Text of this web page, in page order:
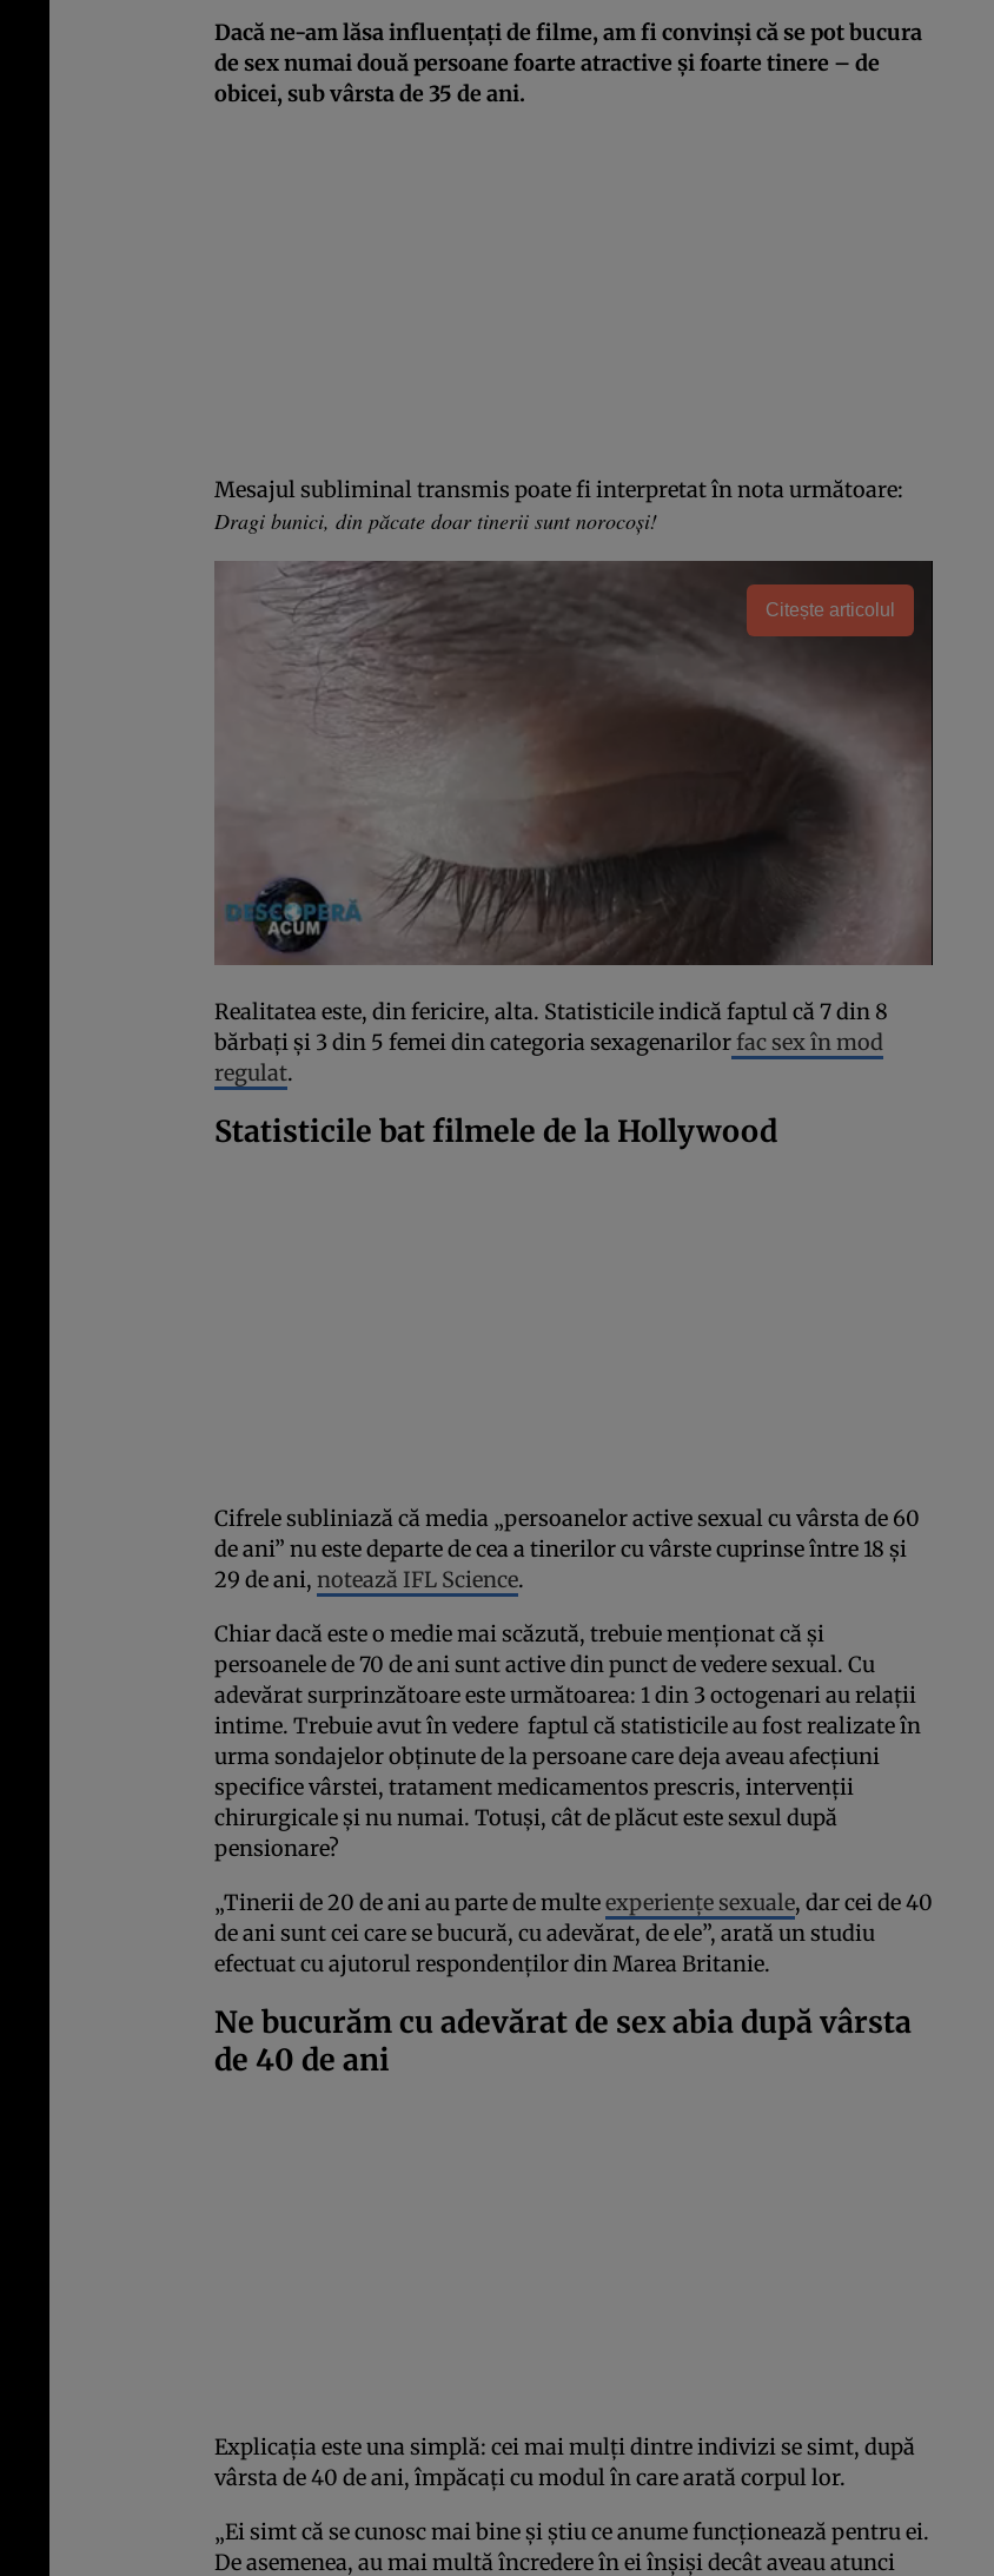
Dacă ne-am lăsa influențați de filme, am fi convinși că se pot bucura
de sex numai două persoane foarte atractive și foarte tinere – de
obicei, sub vârsta de 35 de ani.
Mesajul subliminal transmis poate fi interpretat în nota următoare:
Dragi bunici, din păcate doar tinerii sunt norocoși!
Citește articolul
Realitatea este, din fericire, alta. Statisticile indică faptul că 7 din 8
bărbați și 3 din 5 femei din categoria sexagenarilorfac sex în mod
regulat.
Statisticile bat filmele de la Hollywood
Cifrele subliniază că media „persoanelor active sexual cu vârsta de 60
de ani” nu este departe de cea a tinerilor cu vârste cuprinse între 18 și
29 de ani, notează IFL Science.
Chiar dacă este o medie mai scăzută, trebuie menționat că și
persoanele de 70 de ani sunt active din punct de vedere sexual. Cu
adevărat surprinzătoare este următoarea: 1 din 3 octogenari au relații
intime. Trebuie avut în vedere faptul că statisticile au fost realizate în
urma sondajelor obținute de la persoane care deja aveau afecțiuni
specifice vârstei, tratament medicamentos prescris, intervenții
chirurgicale și nu numai. Totuși, cât de plăcut este sexul după
pensionare?
„Tinerii de 20 de ani au parte de multeexperiențe sexuale, dar cei de 40
de ani sunt cei care se bucură, cu adevărat, de ele”, arată un studiu
efectuat cu ajutorul respondenților din Marea Britanie.
Ne bucurăm cu adevărat de sex abia după vârsta
de 40 de ani
Explicația este una simplă: cei mai mulți dintre indivizi se simt, după
vârsta de 40 de ani, împăcați cu modul în care arată corpul lor.
„Ei simt că se cunosc mai bine și știu ce anume funcționează pentru ei.
De asemenea, au mai multă încredere în ei înșiși decât aveau atunci